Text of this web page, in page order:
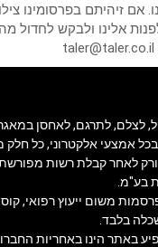
אם זיהיתם בפרסומינו
אלינו ולבקש לחדול
לצלם, לתרגם, לאחסן
בכל אמצעי אלקטרוני, כל
לאחר קבלת רשות
בע"מ.
משום ייעוץ רפואי,
בלבד.
באתר הינו באחריות